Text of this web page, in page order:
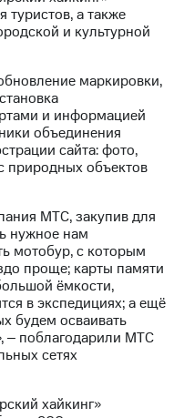
а также
и культурной
маркировки,
и информацией
объединения
сайта: фото,
природных объектов
МТС, закупив для
нужное нам
мотобур, с которым
проще; карты памяти
ёмкости,
в экспедициях; а ещё
будем осваивать
‒ поблагодарили МТС
сетях
хайкинг»